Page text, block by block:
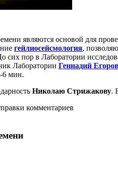
являются основой для
гейлиосейсмология,
сих пор в Лаборатории
Лаборатории Геннадий
6 мин.
Николаю Стрижакову.
комментариев